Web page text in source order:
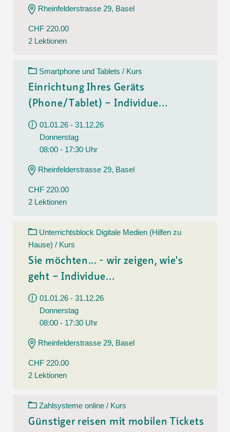
Rheinfelderstrasse 29, Basel
CHF 220.00
2 Lektionen
Smartphone und Tablets / Kurs
Einrichtung Ihres Geräts
(Phone/Tablet) – Individue...
01.01.26 - 31.12.26
Donnerstag
08:00 - 17:30 Uhr
Rheinfelderstrasse 29, Basel
CHF 220.00
2 Lektionen
Unterrichtsblock Digitale Medien (Hilfen zu
Hause) / Kurs
Sie möchten... - wir zeigen, wie's
geht – Individue...
01.01.26 - 31.12.26
Donnerstag
08:00 - 17:30 Uhr
Rheinfelderstrasse 29, Basel
CHF 220.00
2 Lektionen
Zahlsysteme online / Kurs
Günstiger reisen mit mobilen Tickets